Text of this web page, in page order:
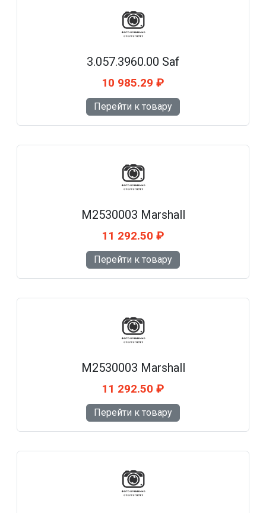
3.057.3960.00 Saf
10 985.29 ₽
Перейти к товару
M2530003 Marshall
11 292.50 ₽
Перейти к товару
M2530003 Marshall
11 292.50 ₽
Перейти к товару